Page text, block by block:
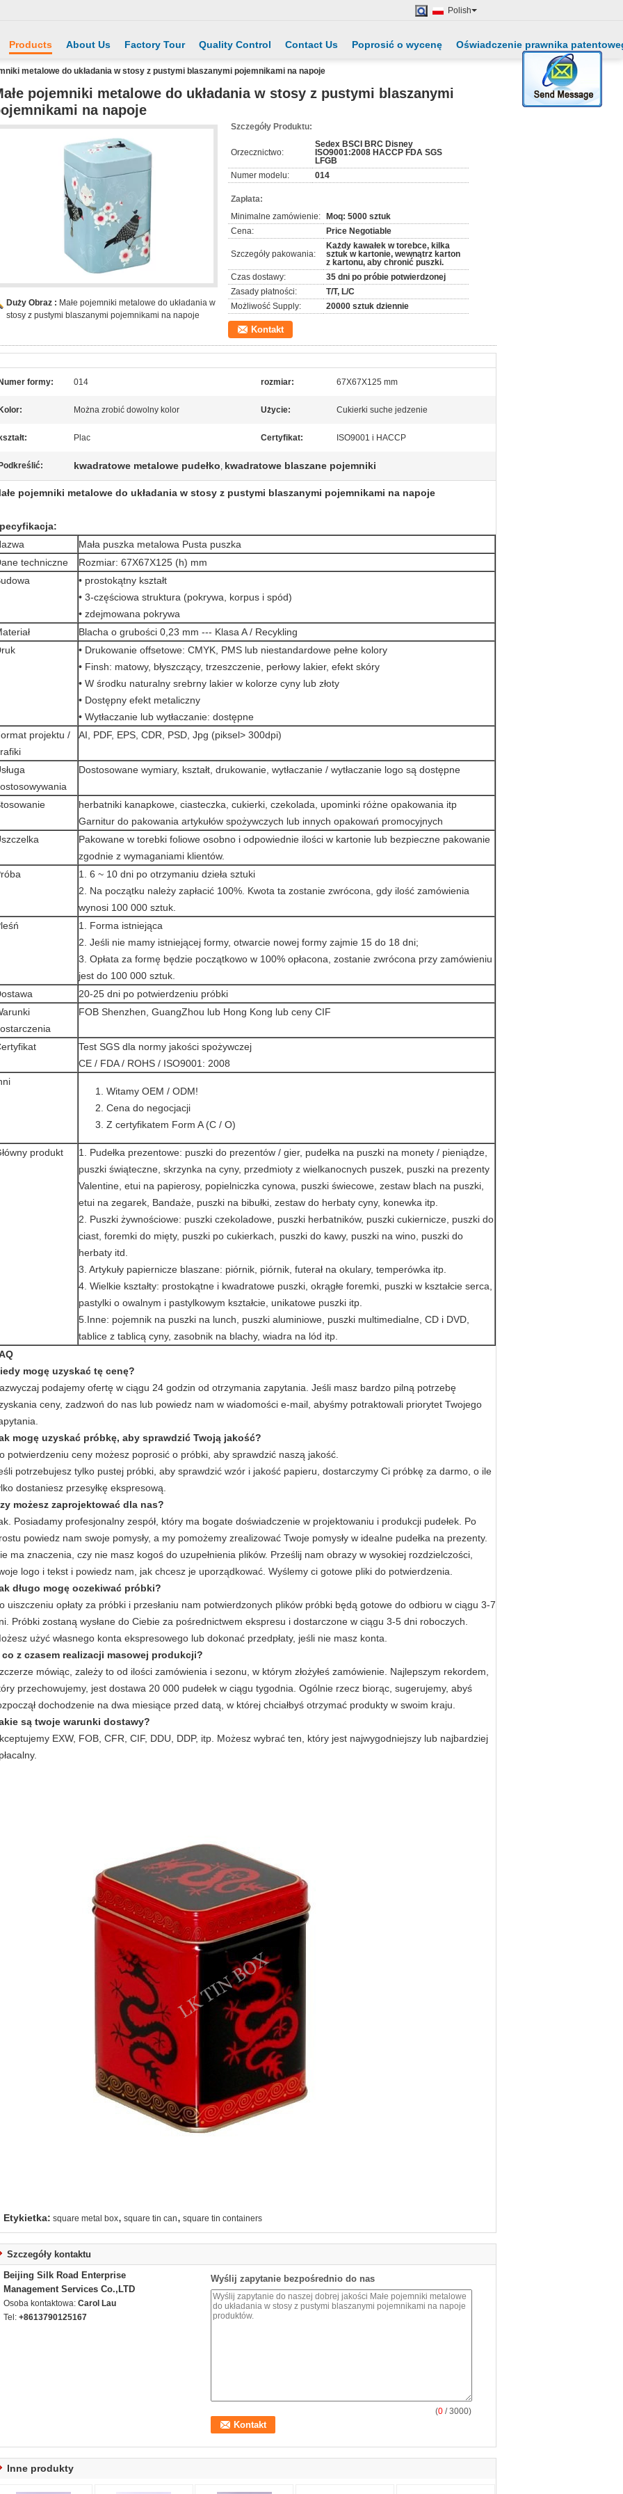
Polish
Products About Us Factory Tour Quality Control Contact Us Poprosić o wycenę Oświadczenie prawnika
metalowe do układania w stosy z pustymi blaszanymi pojemnikami na napoje
pojemniki metalowe do układania w stosy z pustymi blaszanymi
na napoje
Duży Obraz : Małe pojemniki metalowe do układania w
stosy z pustymi blaszanymi pojemnikami na napoje
Szczegóły Produktu:
Orzecznictwo:
Sedex BSCI BRC Disney
ISO9001:2008 HACCP FDA SGS
LFGB
Numer modelu:
014
Zapłata:
Minimalne zamówienie:
Moq: 5000 sztuk
Cena:
Price Negotiable
Szczegóły pakowania:
Każdy kawałek w torebce, kilka
sztuk w kartonie, wewnątrz karton
z kartonu, aby chronić puszki.
Czas dostawy:
35 dni po próbie potwierdzonej
Zasady płatności:
T/T, L/C
Możliwość Supply:
20000 sztuk dziennie
Kontakt
Numer formy: 014 rozmiar: 67X67X125 mm
Kolor: Można zrobić dowolny kolor Użycie: Cukierki suche jedzenie
kształt: Plac Certyfikat: ISO9001 i HACCP
Podkreślić: kwadratowe metalowe pudełko, kwadratowe blaszane pojemniki
pojemniki metalowe do układania w stosy z pustymi blaszanymi pojemnikami na napoje
Mała puszka metalowa Pusta puszka
techniczne
Rozmiar: 67X67X125 (h) mm
• prostokątny kształt
• 3-częściowa struktura (pokrywa, korpus i spód)
• zdejmowana pokrywa
Blacha o grubości 0,23 mm --- Klasa A / Recykling
• Drukowanie offsetowe: CMYK, PMS lub niestandardowe pełne kolory
• Finsh: matowy, błyszczący, trzeszczenie, perłowy lakier, efekt skóry
• W środku naturalny srebrny lakier w kolorze cyny lub złoty
• Dostępny efekt metaliczny
• Wytłaczanie lub wytłaczanie: dostępne
projektu /
AI, PDF, EPS, CDR, PSD, Jpg (piksel> 300dpi)
Dostosowane wymiary, kształt, drukowanie, wytłaczanie / wytłaczanie logo są dostępne
herbatniki kanapkowe, ciasteczka, cukierki, czekolada, upominki różne opakowania itp
Garnitur do pakowania artykułów spożywczych lub innych opakowań promocyjnych
Pakowane w torebki foliowe osobno i odpowiednie ilości w kartonie lub bezpieczne pakowanie
zgodnie z wymaganiami klientów.
1. 6 ~ 10 dni po otrzymaniu dzieła sztuki
2. Na początku należy zapłacić 100%. Kwota ta zostanie zwrócona, gdy ilość zamówienia
wynosi 100 000 sztuk.
1. Forma istniejąca
2. Jeśli nie mamy istniejącej formy, otwarcie nowej formy zajmie 15 do 18 dni;
3. Opłata za formę będzie początkowo w 100% opłacona, zostanie zwrócona przy zamówieniu
jest do 100 000 sztuk.
20-25 dni po potwierdzeniu próbki
FOB Shenzhen, GuangZhou lub Hong Kong lub ceny CIF
Test SGS dla normy jakości spożywczej
CE / FDA / ROHS / ISO9001: 2008
Witamy OEM / ODM!
Cena do negocjacji
Z certyfikatem Form A (C / O)
produkt
1. Pudełka prezentowe: puszki do prezentów / gier, pudełka na puszki na monety / pieniądze,
puszki świąteczne, skrzynka na cyny, przedmioty z wielkanocnych puszek, puszki na prezenty
Valentine, etui na papierosy, popielniczka cynowa, puszki świecowe, zestaw blach na puszki,
etui na zegarek, Bandaże, puszki na bibułki, zestaw do herbaty cyny, konewka itp.
2. Puszki żywnościowe: puszki czekoladowe, puszki herbatników, puszki cukiernicze, puszki do
ciast, foremki do mięty, puszki po cukierkach, puszki do kawy, puszki na wino, puszki do
herbaty itd.
3. Artykuły papiernicze blaszane: piórnik, piórnik, futerał na okulary, temperówka itp.
4. Wielkie kształty: prostokątne i kwadratowe puszki, okrągłe foremki, puszki w kształcie serca,
pastylki o owalnym i pastylkowym kształcie, unikatowe puszki itp.
5.Inne: pojemnik na puszki na lunch, puszki aluminiowe, puszki multimedialne, CD i DVD,
tablice z tablicą cyny, zasobnik na blachy, wiadra na lód itp.
mogę uzyskać tę cenę?
podajemy ofertę w ciągu 24 godzin od otrzymania zapytania. Jeśli masz bardzo pilną potrzebę
ceny, zadzwoń do nas lub powiedz nam w wiadomości e-mail, abyśmy potraktowali priorytet Twojego
mogę uzyskać próbkę, aby sprawdzić Twoją jakość?
potwierdzeniu ceny możesz poprosić o próbki, aby sprawdzić naszą jakość.
potrzebujesz tylko pustej próbki, aby sprawdzić wzór i jakość papieru, dostarczymy Ci próbkę za darmo, o ile
dostaniesz przesyłkę ekspresową.
możesz zaprojektować dla nas?
Posiadamy profesjonalny zespół, który ma bogate doświadczenie w projektowaniu i produkcji pudełek. Po
powiedz nam swoje pomysły, a my pomożemy zrealizować Twoje pomysły w idealne pudełka na prezenty.
ma znaczenia, czy nie masz kogoś do uzupełnienia plików. Prześlij nam obrazy w wysokiej rozdzielczości,
logo i tekst i powiedz nam, jak chcesz je uporządkować. Wyślemy ci gotowe pliki do potwierdzenia.
długo mogę oczekiwać próbki?
uiszczeniu opłaty za próbki i przesłaniu nam potwierdzonych plików próbki będą gotowe do odbioru w ciągu 3-7
Próbki zostaną wysłane do Ciebie za pośrednictwem ekspresu i dostarczone w ciągu 3-5 dni roboczych.
użyć własnego konta ekspresowego lub dokonać przedpłaty, jeśli nie masz konta.
co z czasem realizacji masowej produkcji?
mówiąc, zależy to od ilości zamówienia i sezonu, w którym złożyłeś zamówienie. Najlepszym rekordem,
przechowujemy, jest dostawa 20 000 pudełek w ciągu tygodnia. Ogólnie rzecz biorąc, sugerujemy, abyś
dochodzenie na dwa miesiące przed datą, w której chciałbyś otrzymać produkty w swoim kraju.
są twoje warunki dostawy?
EXW, FOB, CFR, CIF, DDU, DDP, itp. Możesz wybrać ten, który jest najwygodniejszy lub najbardziej
Etykietka: square metal box, square tin can, square tin containers
Szczegóły kontaktu
Beijing Silk Road Enterprise
Management Services Co.,LTD
Osoba kontaktowa: Carol Lau
Tel: +8613790125167
Wyślij zapytanie bezpośrednio do nas
(0 / 3000)
Inne produkty